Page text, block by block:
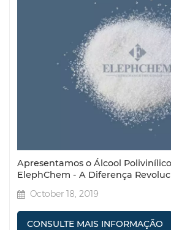
Apresentamos o Álcool
ElephChem - A Diferença
October 18, 2019
CONSULTE MAIS INFORMAÇÃO